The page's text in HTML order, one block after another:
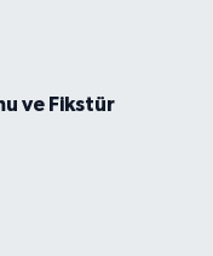
ve Fikstür